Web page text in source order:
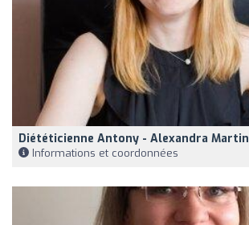
Diététicienne Antony - Alexandra Martin
Informations et coordonnées